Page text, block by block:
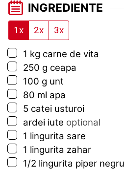
INGREDIENTE
1x 2x 3x
▢
1 kg carne de vita
▢
250 g ceapa
▢
100 g unt
▢
80 ml apa
▢
5 catei usturoi
▢
ardei iute optional
▢
1 lingurita sare
▢
1 lingurita zahar
▢
1/2 lingurita piper